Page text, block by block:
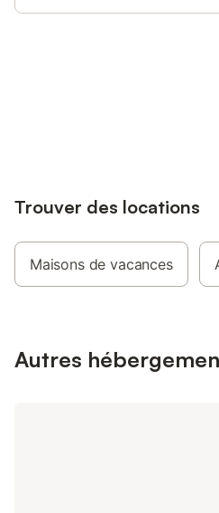
Trouver des locations
Maisons de vacances
Autres